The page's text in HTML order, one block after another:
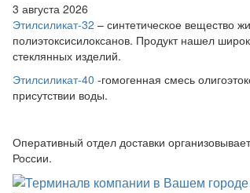
3 августа 2026
Этилсиликат-32 – синтетическое вещество
полиэтоксисилоксанов. Продукт нашел
стеклянных изделий.
Этилсиликат-40 -гомогенная смесь
присутствии воды.
Оперативный отдел доставки
России.